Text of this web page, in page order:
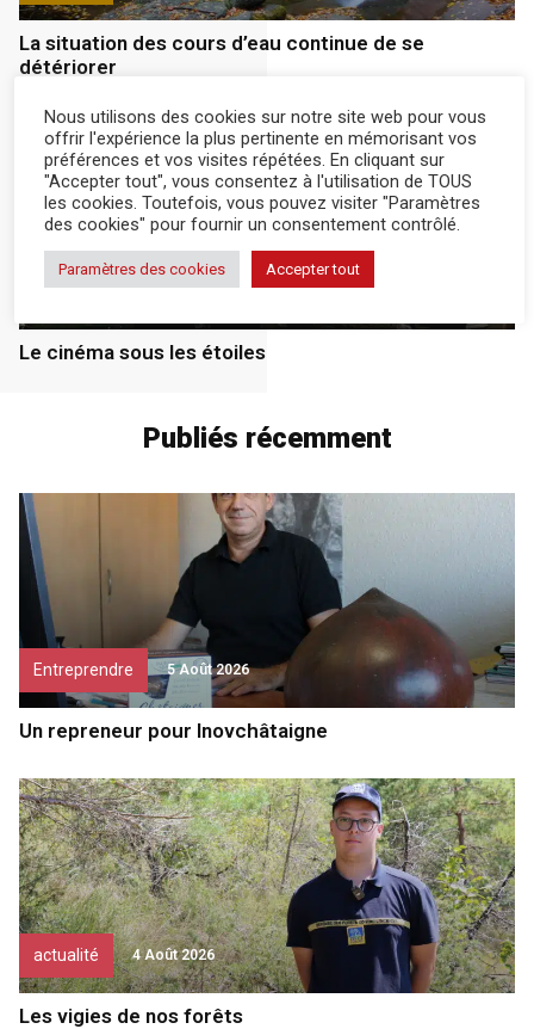
La situation des cours d’eau continue de se
détériorer
actualité 15 Juil 2026
Le cinéma sous les étoiles
Publiés récemment
Entreprendre 5 Août 2026
Un repreneur pour Inovchâtaigne
actualité 4 Août 2026
Les vigies de nos forêts
Nous utilisons des cookies sur notre site web pour vous
offrir l'expérience la plus pertinente en mémorisant vos
préférences et vos visites répétées. En cliquant sur
"Accepter tout", vous consentez à l'utilisation de TOUS
les cookies. Toutefois, vous pouvez visiter "Paramètres
des cookies" pour fournir un consentement contrôlé.
Paramètres des cookies Accepter tout